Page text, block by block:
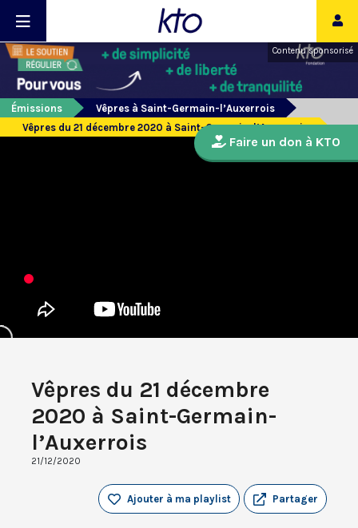
Contenu sponsorisé
Émissions
Vêpres à Saint-Germain-l’Auxerrois
Vêpres du 21 décembre 2020 à Saint-Germain-l’Auxerrois
Vêpres du 21 décembre
2020 à Saint-Germain-
l’Auxerrois
21/12/2020
Partager
Ajouter à ma playlist
Faire un don à KTO